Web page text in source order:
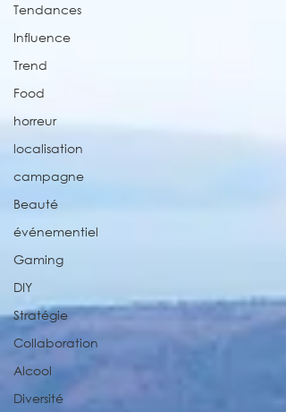
Tendances
Influence
Trend
Food
horreur
localisation
campagne
Beauté
événementiel
Gaming
DIY
Stratégie
Collaboration
Alcool
Diversité